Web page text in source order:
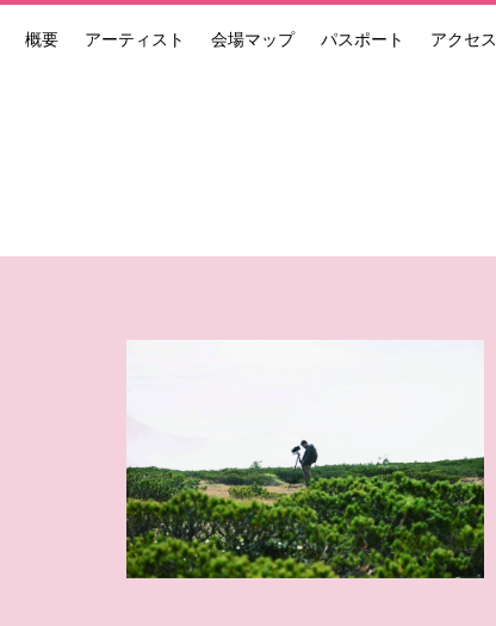
NAKANOJO BIENNALE
概要 アーティスト 会場マップ パスポート アクセス